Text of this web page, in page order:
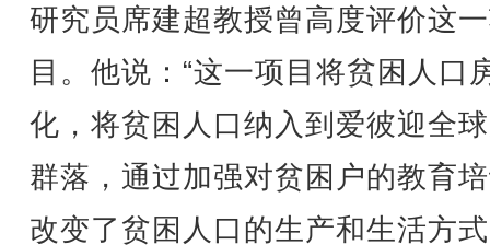
研究员席建超教授曾高度评价这
目。他说：“这一项目将贫困人口
化，将贫困人口纳入到爱彼迎全
群落，通过加强对贫困户的教育
改变了贫困人口的生产和生活方